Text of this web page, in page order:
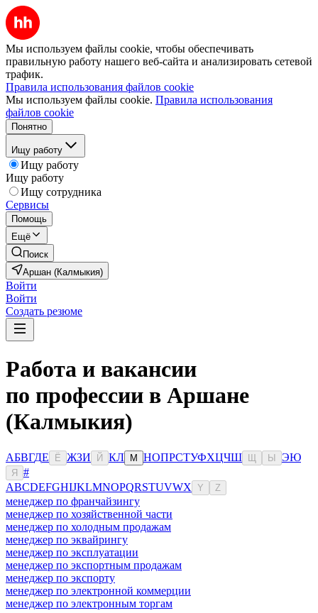
Мы используем файлы cookie, чтобы обеспечивать
правильную работу нашего веб-сайта и анализировать сетевой
трафик.
Правила использования файлов cookie
Мы используем файлы cookie. Правила использования
файлов cookie
Понятно
Ищу работу
Ищу работу
Ищу работу
Ищу сотрудника
Сервисы
Помощь
Ещё
Поиск
Аршан (Калмыкия)
Войти
Войти
Создать резюме
Работа и вакансии
по профессии в Аршане
(Калмыкия)
АБВГДЕ Ё ЖЗИ Й КЛ М НОПРСТУФХЦЧШ Ы ЭЮ
Я
#
ABCDEFGHIJKLMNOPQRSTUVWX Y Z
менеджер по франчайзингу
менеджер по хозяйственной части
менеджер по холодным продажам
менеджер по эквайрингу
менеджер по эксплуатации
менеджер по экспортным продажам
менеджер по экспорту
менеджер по электронной коммерции
менеджер по электронным торгам